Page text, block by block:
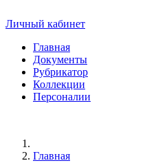
Личный кабинет
Главная
Документы
Рубрикатор
Коллекции
Персоналии
Главная